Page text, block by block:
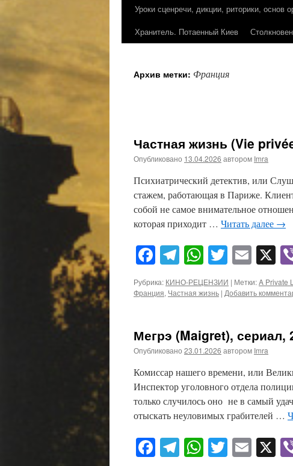
Уроки сценречи, дикции, риторики, основ
Хранитель. Потаенный Киев
Архив метки: Франция
Частная жизнь (Vie
Опубликовано 13.04.2026 автором Imra
Психиатрический детектив, или
стажем, работающая в Париже.
собой не самое внимательное
которая приходит … Читать далее →
Facebook
Telegram
WhatsApp
TwitterX
Рубрика: КИНО-РЕЦЕНЗИИ | Метки:A Private
Франция, Частная жизнь | Добавить
Мегрэ (Maigret), сериал,
Опубликовано 23.01.2026 автором Imra
Комиссар нашего времени, или
Инспектор уголовного отдела
только случилось оно не в самый
отыскать неуловимых грабителей …
Facebook
Telegram
WhatsApp
TwitterX